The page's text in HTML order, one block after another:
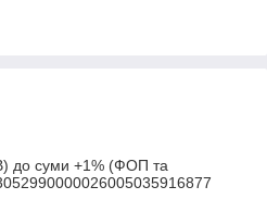
до суми +1% (ФОП та